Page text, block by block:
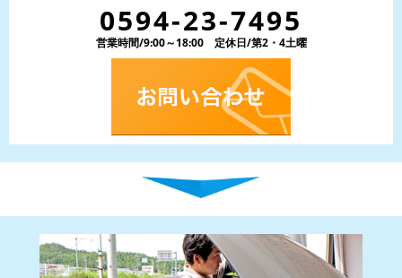
0594-23-7495
営業時間/9:00～18:00 定休日/第2・4土曜